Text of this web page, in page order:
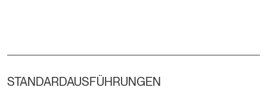
STANDARDAUSFÜHRUNGEN